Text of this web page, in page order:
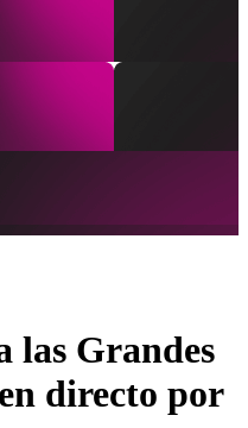
las Grandes
directo por